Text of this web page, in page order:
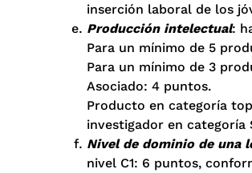
inserción laboral de los
Producción intelectual:
Para un mínimo de 5
Para un mínimo de 3
Asociado: 4 puntos.
Producto en categoría
investigador en
Nivel de dominio de una
nivel C1: 6 puntos,